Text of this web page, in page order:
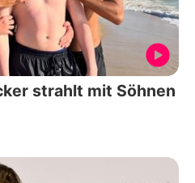
strahlt mit Söhnen